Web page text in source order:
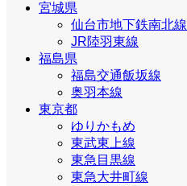
宮城県
仙台市地下鉄南北線
JR陸羽東線
福島県
福島交通飯坂線
奥羽本線
東京都
ゆりかもめ
東武東上線
東急目黒線
東急大井町線